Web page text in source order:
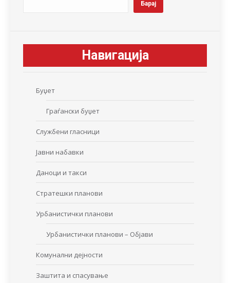
Барај
Навигација
Буџет
Граѓански буџет
Службени гласници
Јавни набавки
Даноци и такси
Стратешки планови
Урбанистички планови
Урбанистички планови – Објави
Комунални дејности
Заштита и спасување